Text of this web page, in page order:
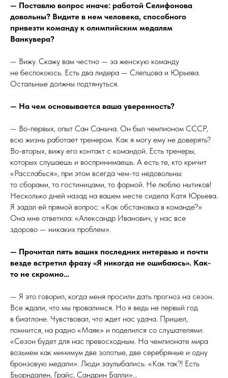
— Поставлю вопрос иначе: работой Селифонова
довольны? Видите в нем человека, способного
привезти команду к олимпийским медалям
Ванкувера?
— Вижу. Скажу вам честно — за женскую команду
не беспокоюсь. Есть два лидера — Слепцова и Юрьева.
Остальные должны подтянуться.
— На чем основывается ваша уверенность?
— Во-первых, опыт Сан Саныча. Он был чемпионом СССР,
всю жизнь работает тренером. Как я могу ему не доверять?
Во-вторых, вижу его контакт с командой. Есть тренеры,
которых слушаешь и воспринимаешь. А есть те, кто кричит
«Расслабься», при этом всегда чем-то недовольны:
то сборами, то гостиницами, то формой. Не люблю нытиков!
Несколько дней назад на вашем месте сидела Катя Юрьева.
Я задал ей прямой вопрос: «Как обстановка в команде?»
Она мне ответила: «Александр Иванович, у нас все
здорово — никаких проблем».
— Прочитал пять ваших последних интервью и почти
везде встретил фразу «Я никогда не ошибаюсь». Как-
то не скромно…
— Я это говорил, когда меня просили дать прогноз на сезон.
Все ждали, что мы провалимся. Но я ведь не первый год
в биатлоне. Чувствовал, что ждет нас удача. Пришел,
помнится, на радио «Маяк» и поделился со слушателями:
«Сезон будет для нас превосходным. На чемпионате мира
возьмем как минимум две золотые, две серебряные и одну
бронзовую медали». Люди заулыбались. «Как так?! Есть
Бьорндален, Грайс, Сандрин Балли»…